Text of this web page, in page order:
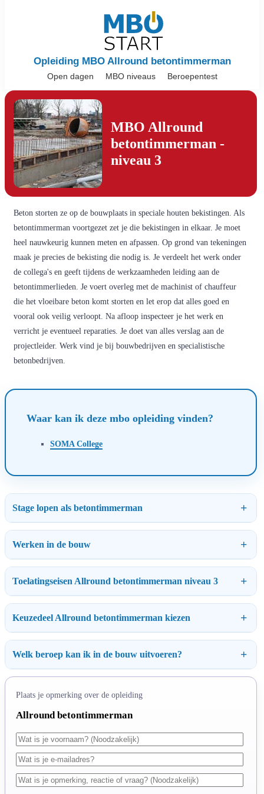
Opleiding MBO Allround betontimmerman
Open dagen MBO niveaus Beroepentest
MBO Allround
betontimmerman -
niveau 3
Beton storten ze op de bouwplaats in speciale houten bekistingen. Als
betontimmerman voortgezet zet je die bekistingen in elkaar. Je moet
heel nauwkeurig kunnen meten en afpassen. Op grond van tekeningen
maak je precies de bekisting die nodig is. Je verdeelt het werk onder
de collega's en geeft tijdens de werkzaamheden leiding aan de
betontimmerlieden. Je voert overleg met de machinist of chauffeur
die het vloeibare beton komt storten en let erop dat alles goed en
vooral ook veilig verloopt. Na afloop inspecteer je het werk en
verricht je eventueel reparaties. Je doet van alles verslag aan de
projectleider. Werk vind je bij bouwbedrijven en specialistische
betonbedrijven.
Waar kan ik deze mbo opleiding vinden?
SOMA College
Stage lopen als betontimmerman
Werken in de bouw
Toelatingseisen Allround betontimmerman niveau 3
Keuzedeel Allround betontimmerman kiezen
Welk beroep kan ik in de bouw uitvoeren?
Plaats je opmerking over de opleiding
Allround betontimmerman